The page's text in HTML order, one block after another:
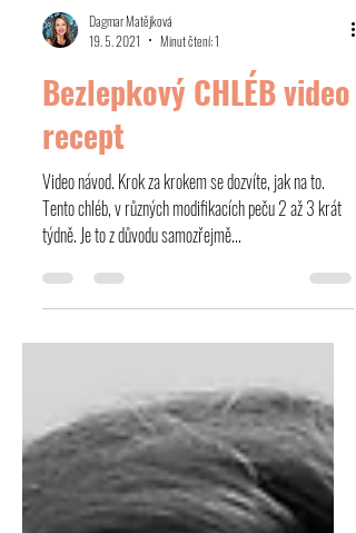
19. 5. 2021
Minut čtení: 1
Bezlepkový CHLÉB video
recept
Video návod. Krok za krokem se dozvíte, jak na to.
týdně. Je to z důvodu samozřejmě...